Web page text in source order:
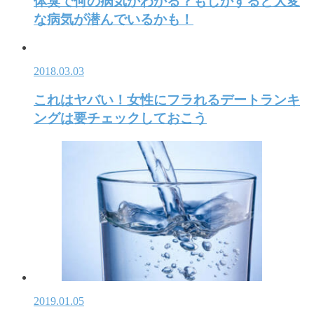
な病気が潜んでいるかも！
2018.03.03
これはヤバい！女性にフラれるデートランキ
ングは要チェックしておこう
2019.01.05